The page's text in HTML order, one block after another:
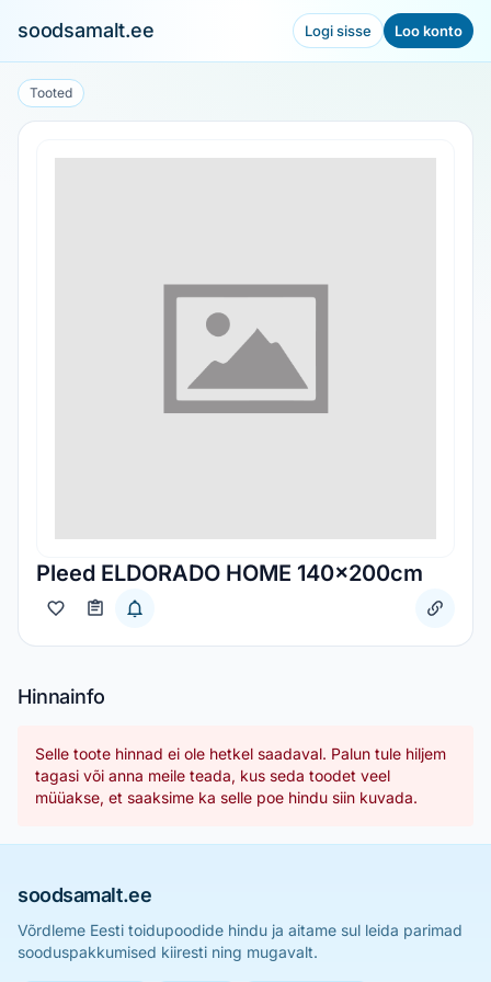
soodsamalt.ee Logi sisse Loo konto
Tooted
Pleed ELDORADO HOME 140x200cm
Hinnainfo
Selle toote hinnad ei ole hetkel saadaval. Palun tule hiljem
tagasi või anna meile teada, kus seda toodet veel
müüakse, et saaksime ka selle poe hindu siin kuvada.
soodsamalt.ee
Võrdleme Eesti toidupoodide hindu ja aitame sul leida parimad
sooduspakkumised kiiresti ning mugavalt.